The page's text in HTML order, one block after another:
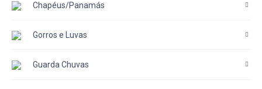
Chapéus/Panamás
Gorros e Luvas
Guarda Chuvas